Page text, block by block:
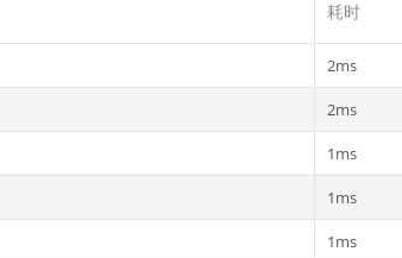
耗时
2ms
2ms
1ms
1ms
1ms